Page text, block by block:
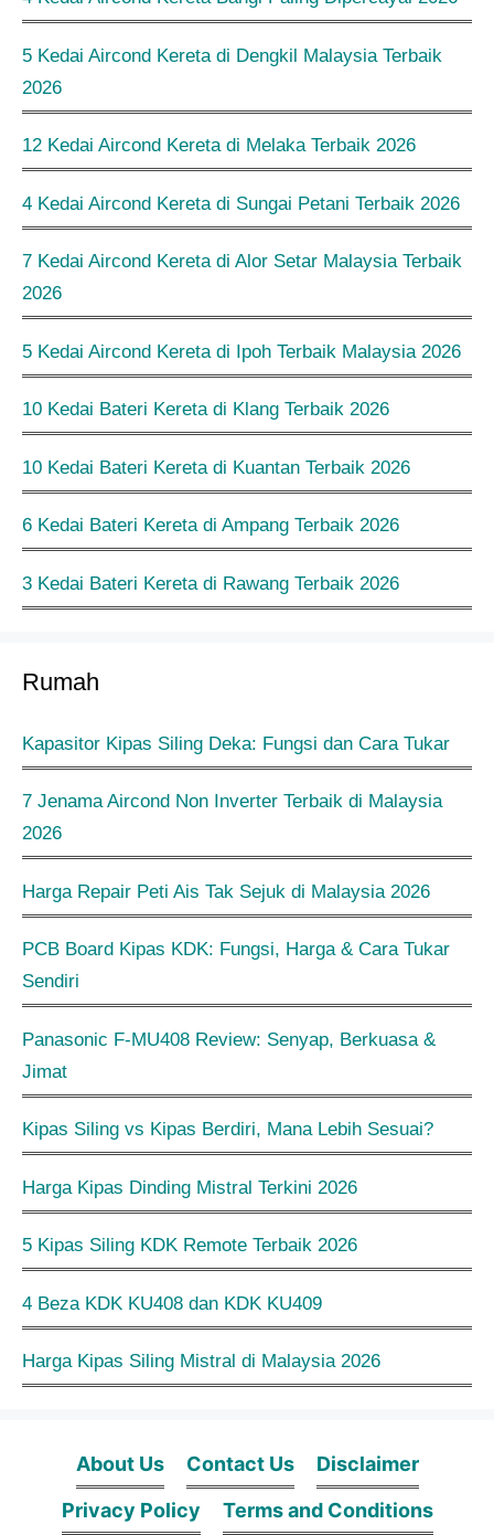
5 Kedai Aircond Kereta di Dengkil Malaysia Terbaik
2026
12 Kedai Aircond Kereta di Melaka Terbaik 2026
4 Kedai Aircond Kereta di Sungai Petani Terbaik 2026
7 Kedai Aircond Kereta di Alor Setar Malaysia Terbaik
2026
5 Kedai Aircond Kereta di Ipoh Terbaik Malaysia 2026
10 Kedai Bateri Kereta di Klang Terbaik 2026
10 Kedai Bateri Kereta di Kuantan Terbaik 2026
6 Kedai Bateri Kereta di Ampang Terbaik 2026
3 Kedai Bateri Kereta di Rawang Terbaik 2026
Rumah
Kapasitor Kipas Siling Deka: Fungsi dan Cara Tukar
7 Jenama Aircond Non Inverter Terbaik di Malaysia
2026
Harga Repair Peti Ais Tak Sejuk di Malaysia 2026
PCB Board Kipas KDK: Fungsi, Harga & Cara Tukar
Sendiri
Panasonic F-MU408 Review: Senyap, Berkuasa &
Jimat
Kipas Siling vs Kipas Berdiri, Mana Lebih Sesuai?
Harga Kipas Dinding Mistral Terkini 2026
5 Kipas Siling KDK Remote Terbaik 2026
4 Beza KDK KU408 dan KDK KU409
Harga Kipas Siling Mistral di Malaysia 2026
About Us Contact Us
Disclaimer
Privacy Policy
Terms and Conditions